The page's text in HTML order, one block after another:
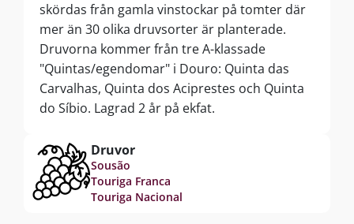
skördas från gamla vinstockar på tomter där
mer än 30 olika druvsorter är planterade.
Druvorna kommer från tre A-klassade
"Quintas/egendomar" i Douro: Quinta das
Carvalhas, Quinta dos Aciprestes och Quinta
do Síbio. Lagrad 2 år på ekfat.
Druvor
Sousão
Touriga Franca
Touriga Nacional